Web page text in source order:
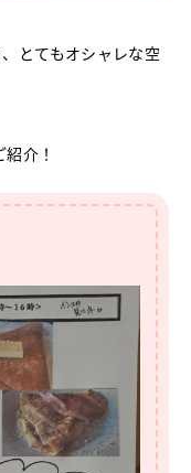
とてもオシャレな空
介！